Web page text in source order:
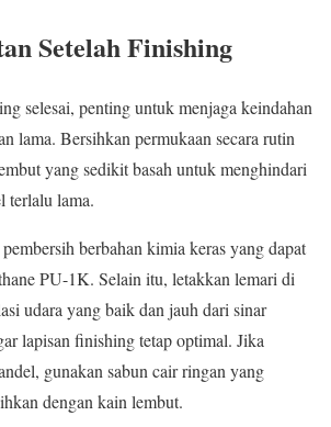
Setelah Finishing
selesai, penting untuk menjaga keindahan
lama. Bersihkan permukaan secara rutin
yang sedikit basah untuk menghindari
terlalu lama.
berbahan kimia keras yang dapat
PU-1K. Selain itu, letakkan lemari di
udara yang baik dan jauh dari sinar
lapisan finishing tetap optimal. Jika
gunakan sabun cair ringan yang
dengan kain lembut.